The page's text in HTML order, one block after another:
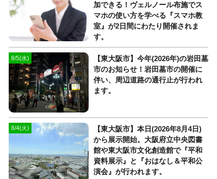
加できる！ヴェルノール布施でス
マホの使い方を学べる『スマホ教
室』が2日間にわたり開催されま
す。
8/5(水)
【東大阪市】今年(2026年)の岩田墓
市のお知らせ！岩田墓市の開催に
伴い、周辺道路の通行止が行われ
ます。
8/4(火)
【東大阪市】本日(2026年8月4日)
から展示開始。大阪府立中央図書
館や東大阪市文化創造館で『平和
資料展示』と『おはなし＆平和公
演会』が行われます。